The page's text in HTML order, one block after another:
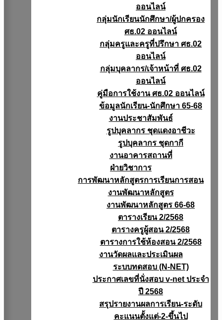
ออนไลน์
กลุ่มนักเรียนนักศึกษา/ผู้ปกครอง
ศธ.02 ออนไลน์
กลุ่มครูและครูที่ปรึกษา ศธ.02
ออนไลน์
กลุ่มบุคลากร/เจ้าหน้าที่ ศธ.02
ออนไลน์
คู่มือการใช้งาน ศธ.02 ออนไลน์
ข้อมูลนักเรียน-นักศึกษา 65-68
งานประชาสัมพันธ์
รูปบุคลากร ชุดแดงอาชีวะ
รูปบุคลากร ชุดกากี
งานอาคารสถานที่
ฝ่ายวิชาการ
การพัฒนาหลักสูตรการเรียนการสอน
งานพัฒนาหลักสูตร
งานพัฒนาหลักสูตร 66-68
ตารางเรียน 2/2568
ตารางครูผู้สอน 2/2568
ตารางการใช้ห้องสอน 2/2568
งานวัดผลเเละประเมินผล
ระบบทดสอบ (N-NET)
ประกาศเลขที่นั่งสอบ v-net ประจำ
ปี 2568
สรุปรายงานผลการเรียน-ระดับ
คะแนนตั้งแต่-2-ขึ้นไป